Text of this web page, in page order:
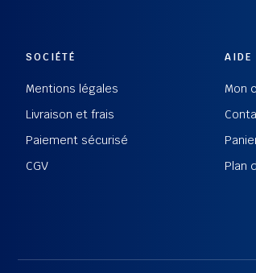
SOCIÉTÉ
Mentions légales
Livraison et frais
Paiement sécurisé
CGV
AIDE
Mon
Plan